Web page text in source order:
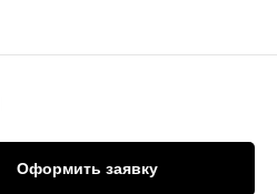
Оформить заявку